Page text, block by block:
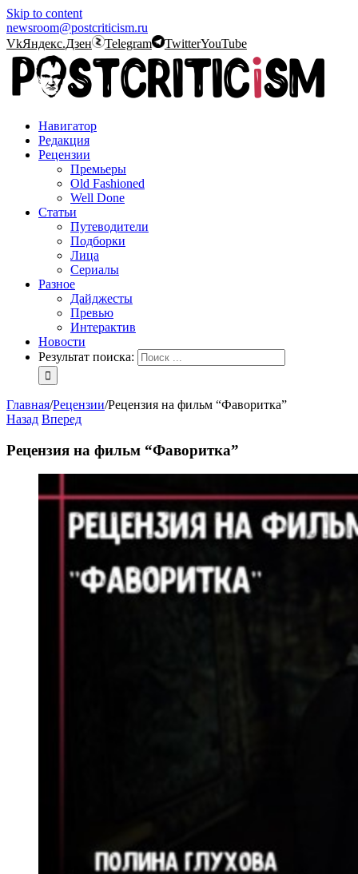
Skip to content
newsroom@postcriticism.ru
VkЯндекс.Дзен Telegram TwitterYouTube
Навигатор
Редакция
Рецензии
Премьеры
Old Fashioned
Well Done
Статьи
Путеводители
Подборки
Лица
Сериалы
Разное
Дайджесты
Превью
Интерактив
Новости
Результат поиска:
Главная/Рецензии/Рецензия на фильм “Фаворитка”
Назад Вперед
Рецензия на фильм “Фаворитка”